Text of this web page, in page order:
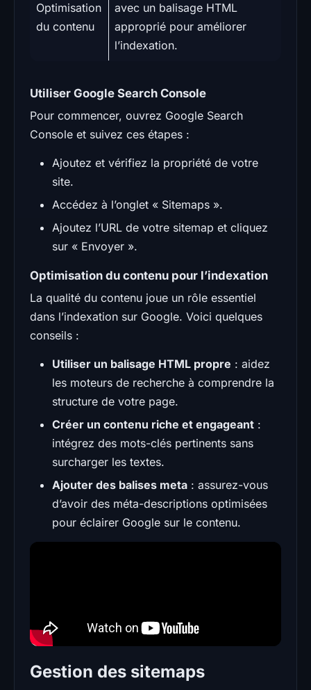
Optimisation
du contenu
avec un balisage HTML
approprié pour améliorer
l’indexation.
Utiliser Google Search Console
Pour commencer, ouvrez Google Search
Console et suivez ces étapes :
Ajoutez et vérifiez la propriété de votre
site.
Accédez à l’onglet « Sitemaps ».
Ajoutez l’URL de votre sitemap et cliquez
sur « Envoyer ».
Optimisation du contenu pour l’indexation
La qualité du contenu joue un rôle essentiel
dans l’indexation sur Google. Voici quelques
conseils :
Utiliser un balisage HTML propre : aidez
les moteurs de recherche à comprendre la
structure de votre page.
Créer un contenu riche et engageant :
intégrez des mots-clés pertinents sans
surcharger les textes.
Ajouter des balises meta : assurez-vous
d’avoir des méta-descriptions optimisées
pour éclairer Google sur le contenu.
Gestion des sitemaps